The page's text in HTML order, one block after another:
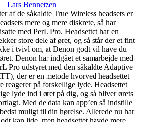
Lars Bennetzen
af de såkaldte True Wireless headsets er
mere og mere diskrete, så har
med PerL Pro. Headsettet har en
store dele af øret, og så står der et fint
i tvivl om, at Denon godt vil have du
Denon har indgået et samarbejde med
Pro udstyret med den såkaldte Adaptive
der er en metode hvorved headsettet
reagerer på forskellige lyde. Headsettet
lyde ind i øret på dig, og så bliver ørets
Med de data kan app’en så indstille
bedst muligt til din hørelse. Allerede nu har